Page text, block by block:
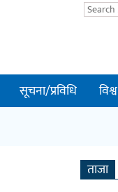
सूचना/प्रविधि विश्व
ताजा